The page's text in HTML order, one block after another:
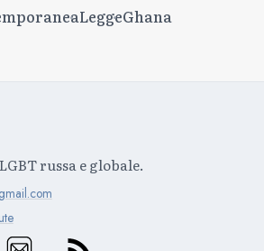
LeggeGhana
russa e globale.